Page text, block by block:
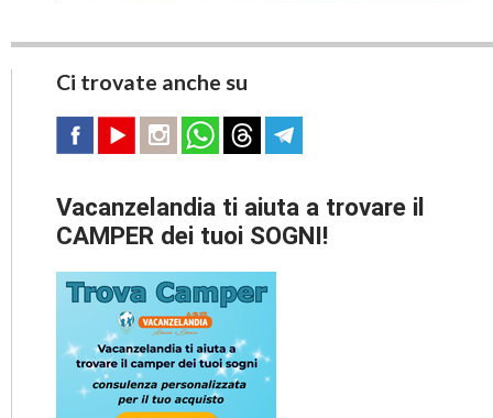
Ci trovate anche su
Vacanzelandia ti aiuta a trovare il
CAMPER dei tuoi SOGNI!